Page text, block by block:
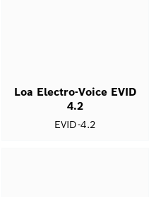
Loa Electro-Voice EVID
4.2
EVID-4.2